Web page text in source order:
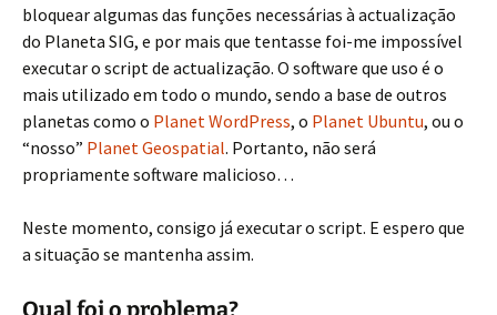
bloquear algumas das funções necessárias à actualização
do Planeta SIG, e por mais que tentasse foi-me impossível
executar o script de actualização. O software que uso é o
mais utilizado em todo o mundo, sendo a base de outros
planetas como o Planet WordPress, o Planet Ubuntu, ou o
“nosso” Planet Geospatial. Portanto, não será
propriamente software malicioso…
Neste momento, consigo já executar o script. E espero que
a situação se mantenha assim.
Qual foi o problema?